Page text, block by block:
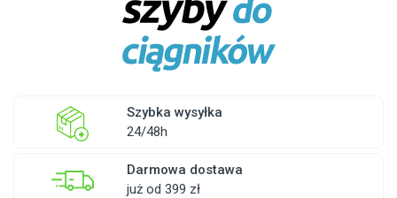
Szybka wysyłka
24/48h
Darmowa dostawa
już od 399 zł